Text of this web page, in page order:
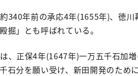
340年前の承応4年(1655年)、徳
掘」とも呼ばれている。
、正保4年(1647年)一万五千石加増
石分を願い受け、新田開発のため